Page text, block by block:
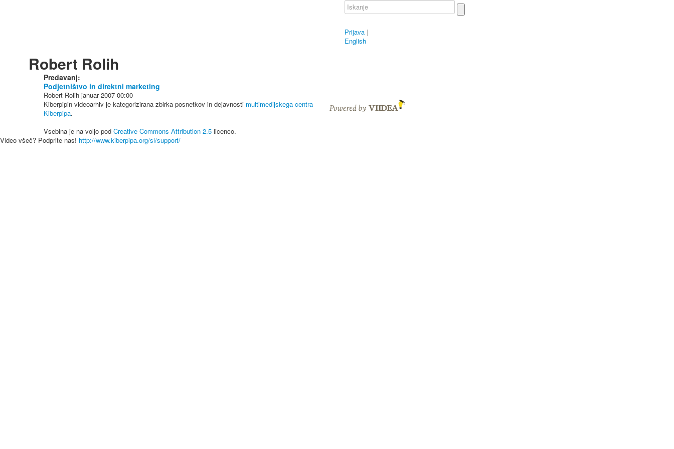
Prijava |
English
Robert Rolih
Predavanj:
Podjetništvo in direktni marketing
Robert Rolih januar 2007 00:00
Kiberpipin videoarhiv je kategorizirana zbirka posnetkov in dejavnosti multimedijskega centra
Kiberpipa.
Vsebina je na voljo pod Creative Commons Attribution 2.5 licenco.
Video všeč? Podprite nas! http://www.kiberpipa.org/sl/support/